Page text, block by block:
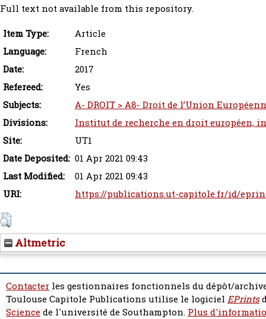
Full text not available from this repository.
Item Type:
Article
Language:
French
Date:
2017
Refereed:
Yes
Subjects:
A- DROIT > A8- Droit de l’Union
Divisions:
Institut de recherche en droit européen,
Site:
UT1
Date Deposited: 01 Apr 2021 09:43
Last Modified:
01 Apr 2021 09:43
URI:
https://publications.ut-capitole.fr/id/
Altmetric
Contacter les gestionnaires fonctionnels du dépôt/
Toulouse Capitole Publications utilise le logiciel EPrints
Sciencede l'université de Southampton. Plus